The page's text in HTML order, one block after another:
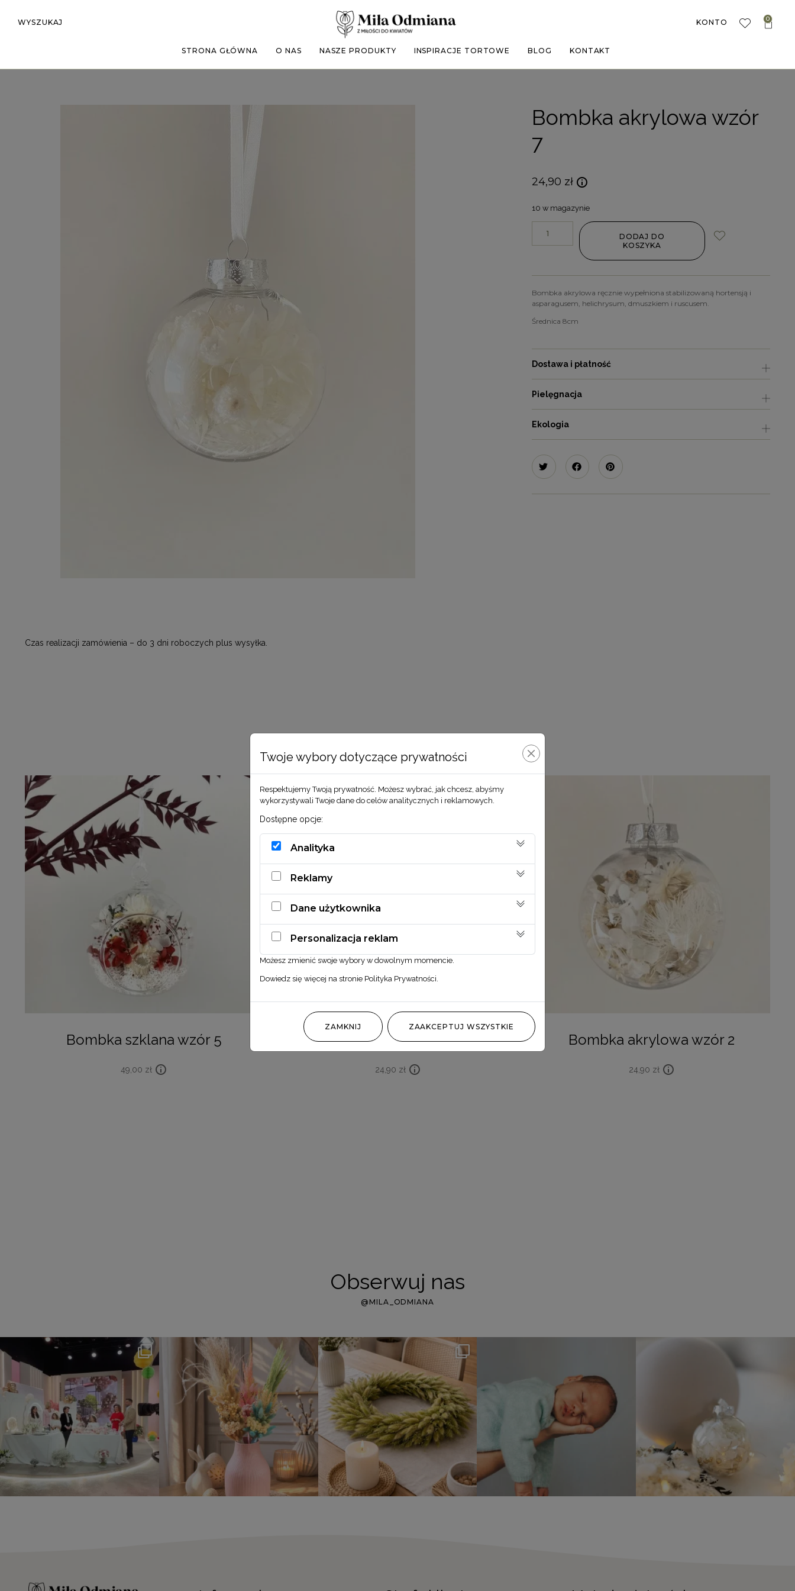
WYSZUKAJ
STRONA GŁÓWNA O NAS NASZE PRODUKTY INSPIRACJE TORTOWE BLOG KONTAKT
KONTO 0
Bombka akrylowa wzór
7
24,90 zł
10 w magazynie
DODAJ DO
KOSZYKA
Bombka akrylowa ręcznie wypełniona stabilizowaną hortensją i
asparagusem, helichrysum, dmuszkiem i ruscusem.
Średnica 8cm
Dostawa i płatność
Pielęgnacja
Ekologia
Czas realizacji zamówienia – do 3 dni roboczych plus wysyłka.
Bombka szklana wzór 5
49,00 zł
Bombka akrylowa wzór 4
24,90 zł
Bombka akrylowa wzór 2
24,90 zł
Obserwuj nas
@MILA_ODMIANA
Twoje wybory dotyczące prywatności
Respektujemy Twoją prywatność. Możesz wybrać, jak chcesz, abyśmy
wykorzystywali Twoje dane do celów analitycznych i reklamowych.
Dostępne opcje:
Analityka
Reklamy
Dane użytkownika
Personalizacja reklam
Możesz zmienić swoje wybory w dowolnym momencie.
Dowiedz się więcej na stronie Polityka Prywatności.
ZAMKNIJ ZAAKCEPTUJ WSZYSTKIE